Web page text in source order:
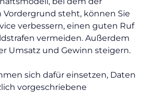
steht, können Sie
verbessern, einen guten Ruf
vermeiden. Außerdem
Umsatz und Gewinn steigern.
sich dafür einsetzen, Daten
vorgeschriebene